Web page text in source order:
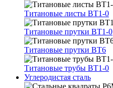
Титановые листы ВТ1-0
Титановые прутки ВТ1-0
Титановые прутки ВТ6
Титановые трубы ВТ1-0
Углеродистая сталь